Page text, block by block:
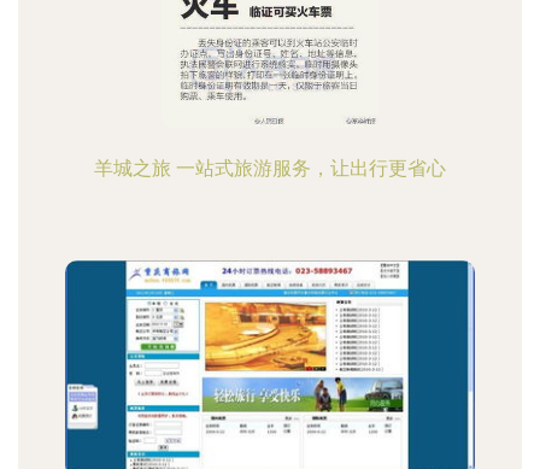
羊城之旅 一站式旅游服务，让出行更省心